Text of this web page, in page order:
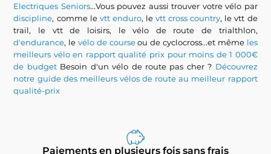
Electriques Seniors...Vous pouvez aussi trouver votre vélo par
discipline, comme le vtt enduro, levtt cross country, le vtt de
trail, le vtt de loisirs, le vélo de route de trialthlon,
d'endurance, levélo de courseou de cyclocross...et même les
meilleurs vélo en rapport qualité prix pour moins de 1 000€
de budgetBesoin d'un vélo de route pas cher ? Découvrez
notre guide des meilleurs vélos de route au meilleur rapport
qualité-prix
Paiements en plusieurs fois sans frais